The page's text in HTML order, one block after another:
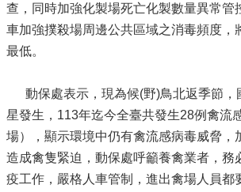
查，同時加強化製場死亡化製數量異常管
車加強撲殺場周邊公共區域之消毒頻度，
最低。
動保處表示，現為候(野)鳥北返季節，
星發生，113年迄今全臺共發生28例禽流
場），顯示環境中仍有禽流感病毒威脅，
造成禽隻緊迫，動保處呼籲養禽業者，務
疫工作，嚴格人車管制，進出禽場人員都